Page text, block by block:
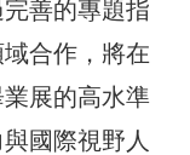
善的專題指
合作，將在
展的高水準
國際視野人